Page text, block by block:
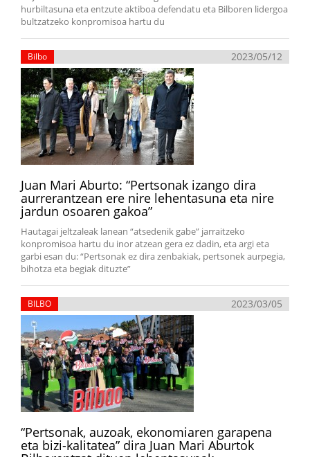
hurbiltasuna eta entzute aktiboa defendatu eta Bilboren lidergoa
bultzatzeko konpromisoa hartu du
Bilbo 2023/05/12
Juan Mari Aburto: “Pertsonak izango dira
aurrerantzean ere nire lehentasuna eta nire
jardun osoaren gakoa”
Hautagai jeltzaleak lanean “atsedenik gabe” jarraitzeko
konpromisoa hartu du inor atzean gera ez dadin, eta argi eta
garbi esan du: “Pertsonak ez dira zenbakiak, pertsonek aurpegia,
bihotza eta begiak dituzte”
BILBO 2023/03/05
“Pertsonak, auzoak, ekonomiaren garapena
eta bizi-kalitatea” dira Juan Mari Aburtok